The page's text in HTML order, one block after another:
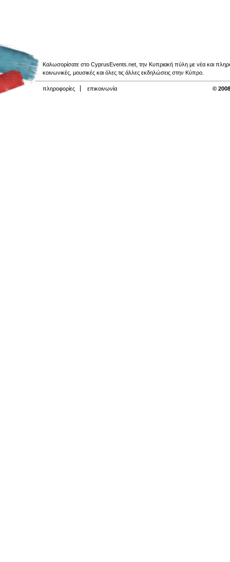
Καλωσορίσατε στο CyprusEvents.net, την Κυπριακή πύλη με νέα και
κοινωνικές, μουσικές και όλες τις άλλες εκδηλώσεις στην Κύπρο.
πληροφορίες επικοινωνία ©